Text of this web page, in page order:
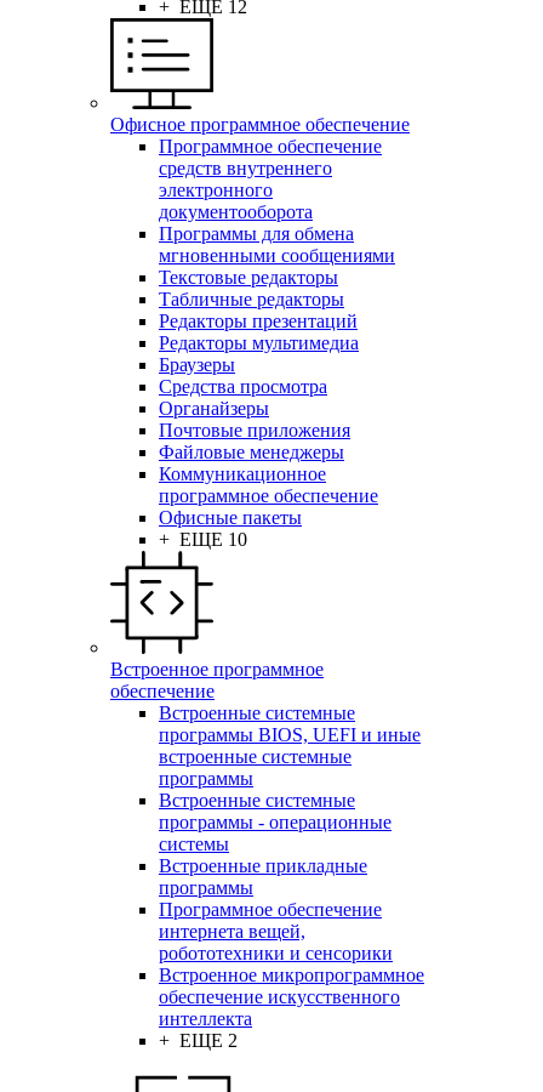
+ ЕЩЕ 12
Офисное программное обеспечение
Программное обеспечение
средств внутреннего
электронного
документооборота
Программы для обмена
мгновенными сообщениями
Текстовые редакторы
Табличные редакторы
Редакторы презентаций
Редакторы мультимедиа
Браузеры
Средства просмотра
Органайзеры
Почтовые приложения
Файловые менеджеры
Коммуникационное
программное обеспечение
Офисные пакеты
+ ЕЩЕ 10
Встроенное программное
обеспечение
Встроенные системные
программы BIOS, UEFI и иные
встроенные системные
программы
Встроенные системные
программы - операционные
системы
Встроенные прикладные
программы
Программное обеспечение
интернета вещей,
робототехники и сенсорики
Встроенное микропрограммное
обеспечение искусственного
интеллекта
+ ЕЩЕ 2